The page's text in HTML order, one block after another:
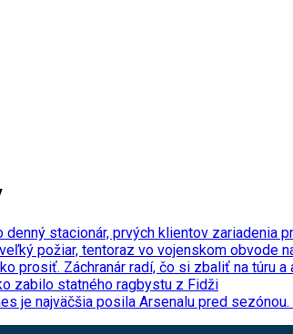
stacionár, prvých klientov zariadenia
požiar, tentoraz vo vojenskom obvode
prosiť. Záchranár radí, čo si zbaliť na túru
zabilo statného ragbystu z Fidži
je najväčšia posila Arsenalu pred